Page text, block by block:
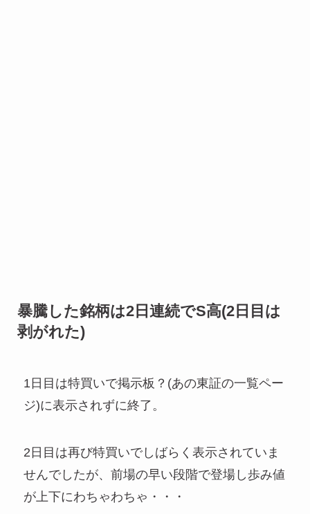
暴騰した銘柄は2日連続でS高(2日目は
剥がれた)
1日目は特買いで掲示板？(あの東証の一覧ペー
ジ)に表示されずに終了。
2日目は再び特買いでしばらく表示されていま
せんでしたが、前場の早い段階で登場し歩み値
が上下にわちゃわちゃ・・・